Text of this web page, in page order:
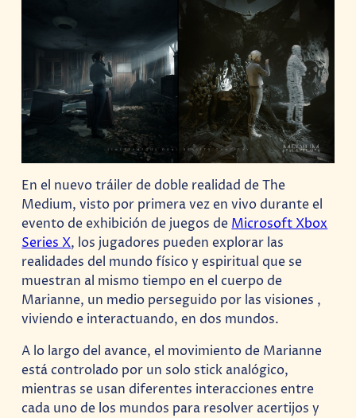
En el nuevo tráiler de doble realidad de The
Medium, visto por primera vez en vivo durante el
evento de exhibición de juegos de Microsoft Xbox
Series X, los jugadores pueden explorar las
realidades del mundo físico y espiritual que se
muestran al mismo tiempo en el cuerpo de
Marianne, un medio perseguido por las visiones ,
viviendo e interactuando, en dos mundos.
A lo largo del avance, el movimiento de Marianne
está controlado por un solo stick analógico,
mientras se usan diferentes interacciones entre
cada uno de los mundos para resolver acertijos y